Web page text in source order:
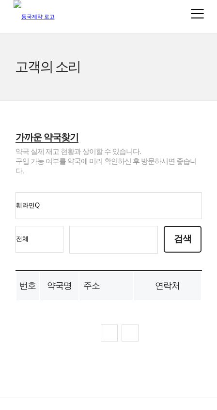
고객의 소리
가까운 약국찾기
약국 실제 재고 현황과 상이할 수 있습니다.
구입 가능 여부를 약국에 미리 확인하신 후 방문하시면 좋습니
다.
번호 약국명 주소 연락처